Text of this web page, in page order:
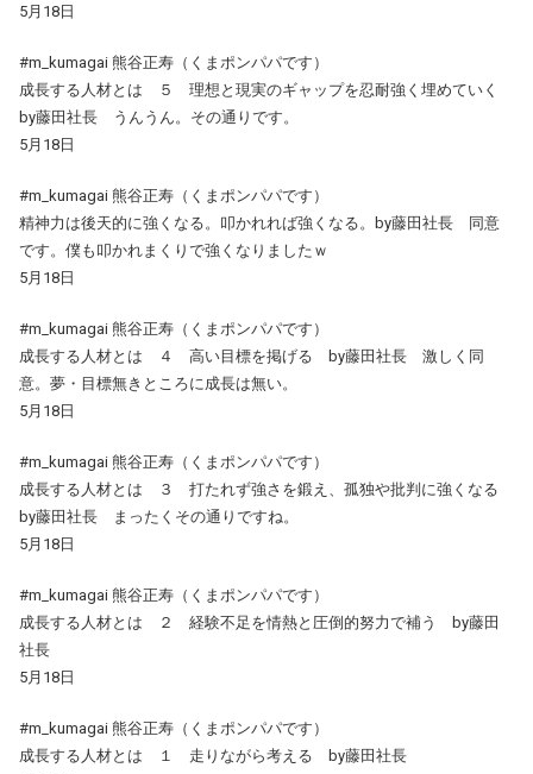
5月18日
#m_kumagai 熊谷正寿（くまポンパパです）
成長する人材とは ５ 理想と現実のギャップを忍耐強く埋めていく
by藤田社長 うんうん。その通りです。
5月18日
#m_kumagai 熊谷正寿（くまポンパパです）
精神力は後天的に強くなる。叩かれれば強くなる。by藤田社長 同意
です。僕も叩かれまくりで強くなりましたｗ
5月18日
#m_kumagai 熊谷正寿（くまポンパパです）
成長する人材とは ４ 高い目標を掲げる by藤田社長 激しく同
意。夢・目標無きところに成長は無い。
5月18日
#m_kumagai 熊谷正寿（くまポンパパです）
成長する人材とは ３ 打たれず強さを鍛え、孤独や批判に強くなる
by藤田社長 まったくその通りですね。
5月18日
#m_kumagai 熊谷正寿（くまポンパパです）
成長する人材とは ２ 経験不足を情熱と圧倒的努力で補う by藤田
社長
5月18日
#m_kumagai 熊谷正寿（くまポンパパです）
成長する人材とは １ 走りながら考える by藤田社長